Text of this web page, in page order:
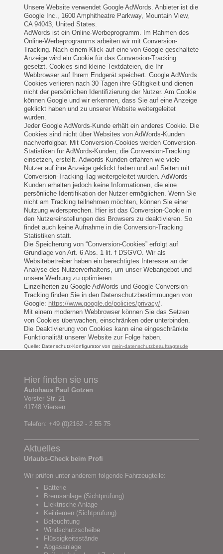
Unsere Website verwendet Google AdWords. Anbieter ist die
Google Inc., 1600 Amphitheatre Parkway, Mountain View,
CA 94043, United States.
AdWords ist ein Online-Werbeprogramm. Im Rahmen des
Online-Werbeprogramms arbeiten wir mit Conversion-
Tracking. Nach einem Klick auf eine von Google geschaltete
Anzeige wird ein Cookie für das Conversion-Tracking
gesetzt. Cookies sind kleine Textdateien, die Ihr
Webbrowser auf Ihrem Endgerät speichert. Google AdWords
Cookies verlieren nach 30 Tagen ihre Gültigkeit und dienen
nicht der persönlichen Identifizierung der Nutzer. Am Cookie
können Google und wir erkennen, dass Sie auf eine Anzeige
geklickt haben und zu unserer Website weitergeleitet
wurden.
Jeder Google AdWords-Kunde erhält ein anderes Cookie. Die
Cookies sind nicht über Websites von AdWords-Kunden
nachverfolgbar. Mit Conversion-Cookies werden Conversion-
Statistiken für AdWords-Kunden, die Conversion-Tracking
einsetzen, erstellt. Adwords-Kunden erfahren wie viele
Nutzer auf ihre Anzeige geklickt haben und auf Seiten mit
Conversion-Tracking-Tag weitergeleitet wurden. AdWords-
Kunden erhalten jedoch keine Informationen, die eine
persönliche Identifikation der Nutzer ermöglichen. Wenn Sie
nicht am Tracking teilnehmen möchten, können Sie einer
Nutzung widersprechen. Hier ist das Conversion-Cookie in
den Nutzereinstellungen des Browsers zu deaktivieren. So
findet auch keine Aufnahme in die Conversion-Tracking
Statistiken statt.
Die Speicherung von “Conversion-Cookies” erfolgt auf
Grundlage von Art. 6 Abs. 1 lit. f DSGVO. Wir als
Websitebetreiber haben ein berechtigtes Interesse an der
Analyse des Nutzerverhaltens, um unser Webangebot und
unsere Werbung zu optimieren.
Einzelheiten zu Google AdWords und Google Conversion-
Tracking finden Sie in den Datenschutzbestimmungen von
Google: https://www.google.de/policies/privacy/.
Mit einem modernen Webbrowser können Sie das Setzen
von Cookies überwachen, einschränken oder unterbinden.
Die Deaktivierung von Cookies kann eine eingeschränkte
Funktionalität unserer Website zur Folge haben.
Quelle: Datenschutz-Konfigurator von mein-datenschutzbeauftragter.de
Hier finden sie uns
Autohaus Paul Gotzen
Vorster Str. 21
41748 Viersen
Telefon: +49 (0)2162 - 2 55 75
Aktuelles
Urlaubs-Check beim Profi
Wir prüfen unter anderem folgende Fahrzeugteile:
Batterie
Bremsanlage (Sichtprüfung)
Elektrische Anlage
Keilriemen (Sichtprüfung)
Beleuchtung
Windschutzscheibe
Flüssigkeitsstände
Abgasanlage